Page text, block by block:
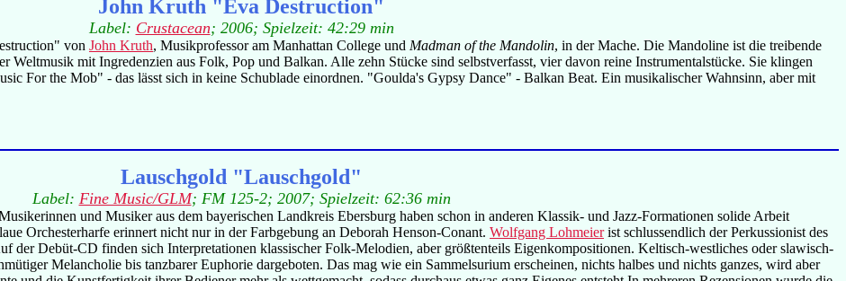
John Kruth "Eva Destruction"
Label: Crustacean; 2006; Spielzeit: 42:29 min
von John Kruth, Musikprofessor am Manhattan College und Madman of the Mandolin, in der Mache. Die Mandoline ist die treibende
Weltmusik mit Ingredenzien aus Folk, Pop und Balkan. Alle zehn Stücke sind selbstverfasst, vier davon reine Instrumentalstücke. Sie klingen
For the Mob" - das lässt sich in keine Schublade einordnen. "Goulda's Gypsy Dance" - Balkan Beat. Ein musikalischer Wahnsinn, aber mit
Lauschgold "Lauschgold"
Label: Fine Music/GLM; FM 125-2; 2007; Spielzeit: 62:36 min
und Musiker aus dem bayerischen Landkreis Ebersburg haben schon in anderen Klassik- und Jazz-Formationen solide Arbeit
Orchesterharfe erinnert nicht nur in der Farbgebung an Deborah Henson-Conant. Wolfgang Lohmeierist schlussendlich der Perkussionist des
der Debüt-CD finden sich Interpretationen klassischer Folk-Melodien, aber größtenteils Eigenkompositionen. Keltisch-westliches oder slawisch-
Melancholie bis tanzbarer Euphorie dargeboten. Das mag wie ein Sammelsurium erscheinen, nichts halbes und nichts ganzes, wird aber